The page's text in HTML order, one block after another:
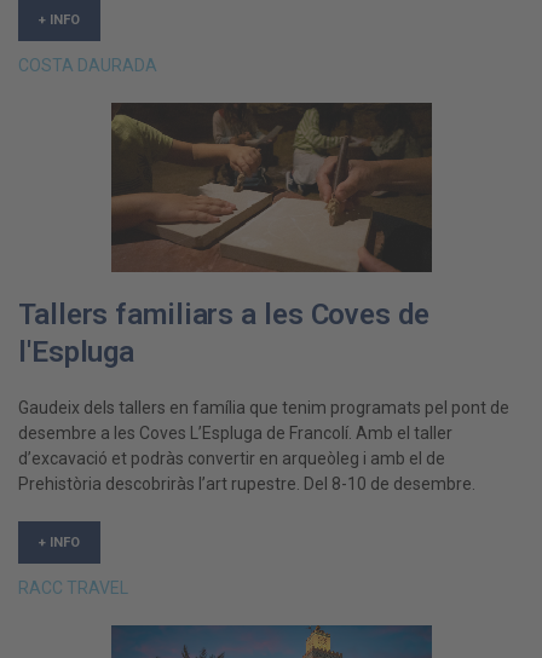
+ INFO
COSTA DAURADA
Tallers familiars a les Coves de
l'Espluga
Gaudeix dels tallers en família que tenim programats pel pont de
desembre a les Coves L’Espluga de Francolí. Amb el taller
d’excavació et podràs convertir en arqueòleg i amb el de
Prehistòria descobriràs l’art rupestre. Del 8-10 de desembre.
+ INFO
RACC TRAVEL